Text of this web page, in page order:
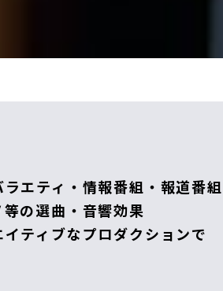
エティ・情報番組・報道番組
の選曲・音響効果
ティブなプロダクションで